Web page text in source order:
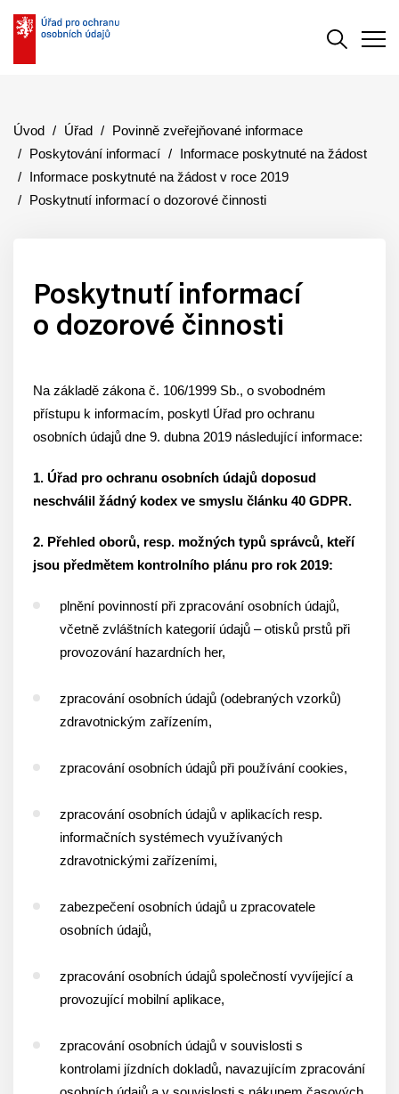
Úvod Úřad
Povinně zveřejňované informace
Poskytování informací
Informace poskytnuté na žádost
Informace poskytnuté na žádost v roce 2019
Poskytnutí informací o dozorové činnosti
Poskytnutí informací
o dozorové činnosti
Na základě zákona č. 106/1999 Sb., o svobodném
přístupu k informacím, poskytl Úřad pro ochranu
osobních údajů dne 9. dubna 2019 následující informace:
1. Úřad pro ochranu osobních údajů doposud
neschválil žádný kodex ve smyslu článku 40 GDPR.
2. Přehled oborů, resp. možných typů správců, kteří
jsou předmětem kontrolního plánu pro rok 2019:
plnění povinností při zpracování osobních údajů,
včetně zvláštních kategorií údajů – otisků prstů při
provozování hazardních her,
zpracování osobních údajů (odebraných vzorků)
zdravotnickým zařízením,
zpracování osobních údajů při používání cookies,
zpracování osobních údajů v aplikacích resp.
informačních systémech využívaných
zdravotnickými zařízeními,
zabezpečení osobních údajů u zpracovatele
osobních údajů,
zpracování osobních údajů společností vyvíjející a
provozující mobilní aplikace,
zpracování osobních údajů v souvislosti s
kontrolami jízdních dokladů, navazujícím zpracování